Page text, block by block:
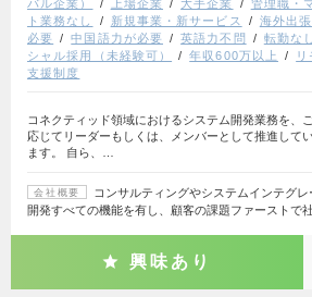
バル企業）
上場企業 大手企業 管理職・
ト業務なし
新規事業・新サービス 海外出張
必要
中国語力が必要 英語力不問 転勤なし
シャル採用（未経験可）
年収600万以上
支援制度
コネクティッド領域におけるシステム開発業務を、
応じてリーダーもしくは、メンバーとして推進して
ます。 自ら、…
会社概要
コンサルティングやシステムインテグ
開発すべての機能を有し、顧客の課題ファーストで
興味あり